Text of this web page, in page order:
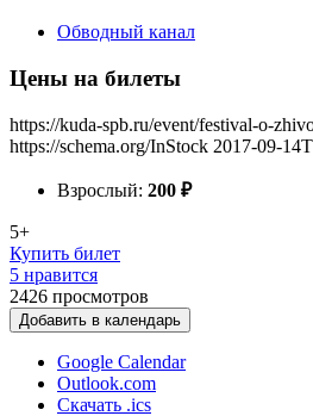
Обводный канал
Цены на билеты
https://kuda-spb.ru/event/festival-o-
https://schema.org/InStock 2017-09-
Взрослый: 200 ₽
5+
Купить билет
5 нравится
2426 просмотров
Добавить в календарь
Google Calendar
Outlook.com
Скачать .ics